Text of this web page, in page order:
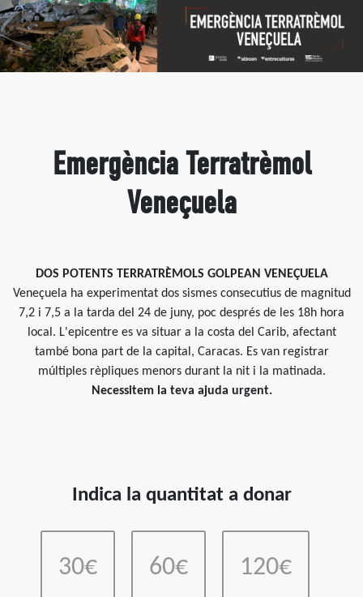
Emergència Terratrèmol
Veneçuela
DOS POTENTS TERRATRÈMOLS GOLPEAN VENEÇUELA
Veneçuela ha experimentat dos sismes consecutius de magnitud
7,2 i 7,5 a la tarda del 24 de juny, poc després de les 18h hora
local. L'epicentre es va situar a la costa del Carib, afectant
també bona part de la capital, Caracas. Es van registrar
múltiples rèpliques menors durant la nit i la matinada.
Necessitem la teva ajuda urgent.
Indica la quantitat a donar
30€ 60€ 120€